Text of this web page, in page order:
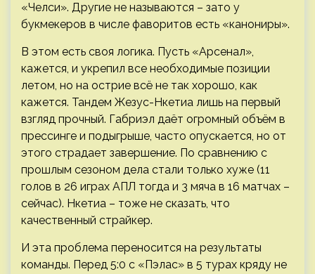
«Челси». Другие не называются – зато у
букмекеров в числе фаворитов есть «канониры».
В этом есть своя логика. Пусть «Арсенал»,
кажется, и укрепил все необходимые позиции
летом, но на острие всё не так хорошо, как
кажется. Тандем Жезус-Нкетиа лишь на первый
взгляд прочный. Габриэл даёт огромный объём в
прессинге и подыгрыше, часто опускается, но от
этого страдает завершение. По сравнению с
прошлым сезоном дела стали только хуже (11
голов в 26 играх АПЛ тогда и 3 мяча в 16 матчах –
сейчас). Нкетиа – тоже не сказать, что
качественный страйкер.
И эта проблема переносится на результаты
команды. Перед 5:0 с «Пэлас» в 5 турах кряду не